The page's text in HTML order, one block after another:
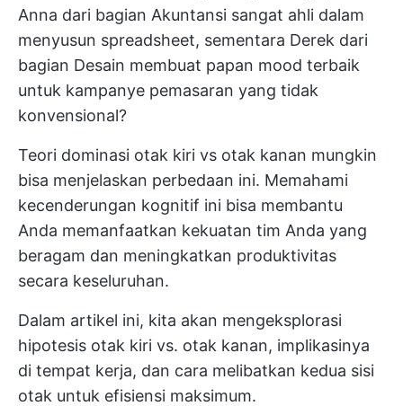
Anna dari bagian Akuntansi sangat ahli dalam
menyusun spreadsheet, sementara Derek dari
bagian Desain membuat papan mood terbaik
untuk kampanye pemasaran yang tidak
konvensional?
Teori dominasi otak kiri vs otak kanan mungkin
bisa menjelaskan perbedaan ini. Memahami
kecenderungan kognitif ini bisa membantu
Anda memanfaatkan kekuatan tim Anda yang
beragam dan meningkatkan produktivitas
secara keseluruhan.
Dalam artikel ini, kita akan mengeksplorasi
hipotesis otak kiri vs. otak kanan, implikasinya
di tempat kerja, dan cara melibatkan kedua sisi
otak untuk efisiensi maksimum.